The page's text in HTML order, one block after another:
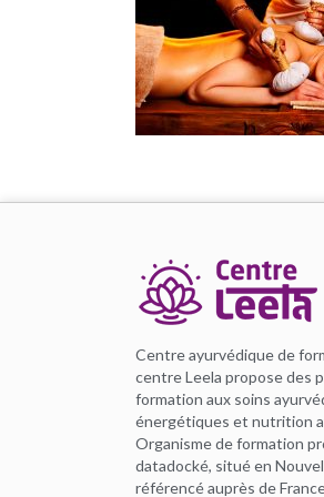
Centre ayurvédique de
centre Leela propose des
formation aux soins
énergétiques et nutrition
Organisme de formation
datadocké, situé en
référencé auprès de